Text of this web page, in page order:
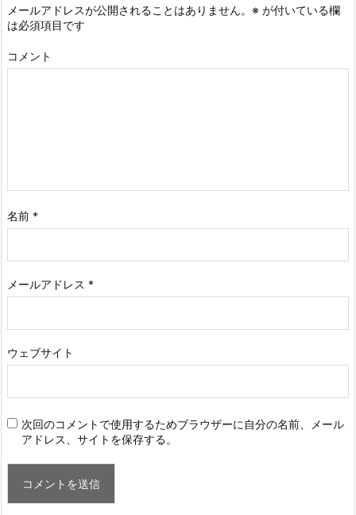
メールアドレスが公開されることはありません。 ※ が付いている欄
は必須項目です
コメント
名前 *
メールアドレス *
ウェブサイト
次回のコメントで使用するためブラウザーに自分の名前、メール
アドレス、サイトを保存する。